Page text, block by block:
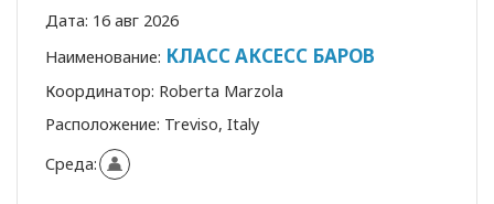
Дата: 16 авг 2026
Наименование: КЛАСС АКСЕСС БАРОВ
Координатор: Roberta Marzola
Расположение: Treviso, Italy
Среда: